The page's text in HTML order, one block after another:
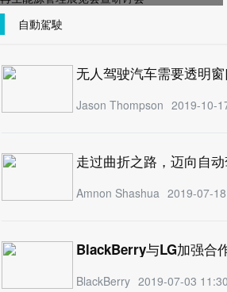
件、可再生能源管理展览会暨研
自動駕駛
无人驾驶汽车需要透明
Jason Thompson 2019-10-
走过曲折之路，迈向自
Amnon Shashua 2019-07-
BlackBerry与LG加强合
BlackBerry 2019-07-03